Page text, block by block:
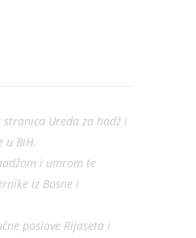
Ureda za hadž i
u BiH.
i umrom te
iz Bosne i
poslove Rijaseta i